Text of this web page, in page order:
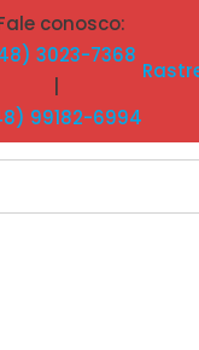
conosco:
3023-7368
99182-6994